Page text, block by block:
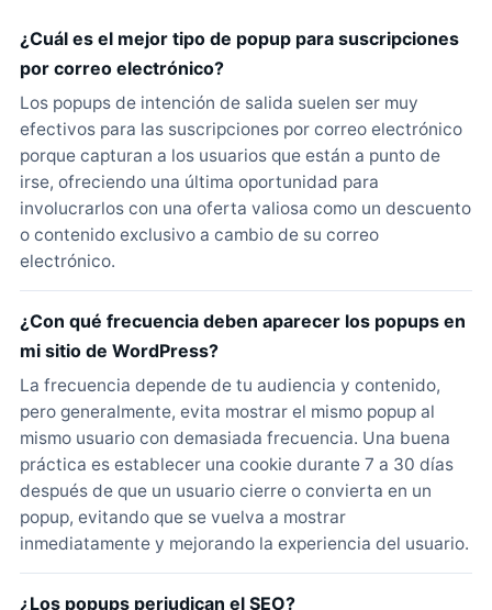
¿Cuál es el mejor tipo de popup para suscripciones
por correo electrónico?
Los popups de intención de salida suelen ser muy
efectivos para las suscripciones por correo electrónico
porque capturan a los usuarios que están a punto de
irse, ofreciendo una última oportunidad para
involucrarlos con una oferta valiosa como un descuento
o contenido exclusivo a cambio de su correo
electrónico.
¿Con qué frecuencia deben aparecer los popups en
mi sitio de WordPress?
La frecuencia depende de tu audiencia y contenido,
pero generalmente, evita mostrar el mismo popup al
mismo usuario con demasiada frecuencia. Una buena
práctica es establecer una cookie durante 7 a 30 días
después de que un usuario cierre o convierta en un
popup, evitando que se vuelva a mostrar
inmediatamente y mejorando la experiencia del usuario.
¿Los popups perjudican el SEO?